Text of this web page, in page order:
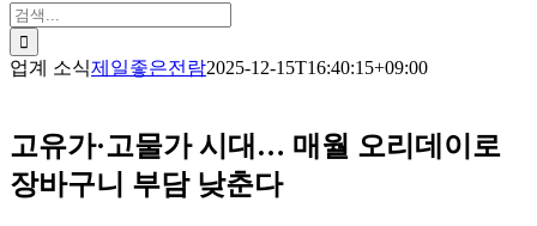
검
색:
업계 소식제일좋은전람2025-12-15T16:40:15+09:00
고유가·고물가 시대… 매월 오리데이로
장바구니 부담 낮춘다